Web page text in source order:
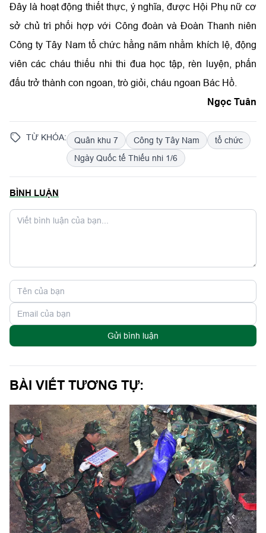
Đây là hoạt động thiết thực, ý nghĩa, được Hội Phụ nữ cơ
sở chủ trì phối hợp với Công đoàn và Đoàn Thanh niên
Công ty Tây Nam tổ chức hằng năm nhằm khích lệ, động
viên các cháu thiếu nhi thi đua học tập, rèn luyện, phấn
đấu trở thành con ngoan, trò giỏi, cháu ngoan Bác Hồ.
Ngọc Tuân
TỪ KHÓA: Quân khu 7 Công ty Tây Nam
tổ chức
Ngày Quốc tế Thiếu nhi 1/6
BÌNH LUẬN
Gửi bình luận
BÀI VIẾT TƯƠNG TỰ: